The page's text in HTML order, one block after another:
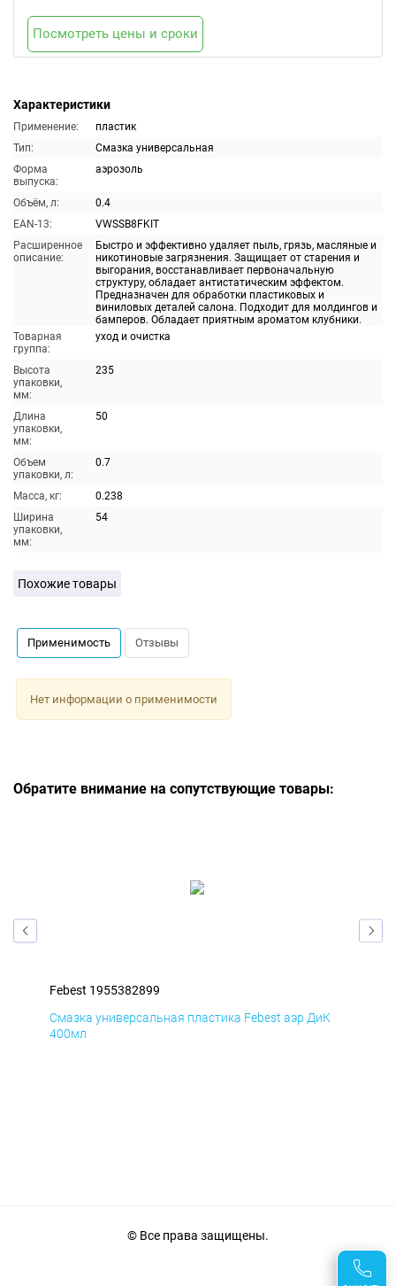
Характеристики
Применение:
пластик
Тип:
Смазка универсальная
Форма
выпуска:
аэрозоль
Объём, л:
0.4
EAN-13:
VWSSB8FKIT
Расширенное
описание:
Быстро и эффективно удаляет пыль, грязь, масляные и
никотиновые загрязнения. Защищает от старения и
выгорания, восстанавливает первоначальную
структуру, обладает антистатическим эффектом.
Предназначен для обработки пластиковых и
виниловых деталей салона. Подходит для молдингов и
бамперов. Обладает приятным ароматом клубники.
Товарная
группа:
уход и очистка
Высота
упаковки,
мм:
235
Длина
упаковки,
мм:
50
Объем
упаковки, л:
0.7
Масса, кг:
0.238
Ширина
упаковки,
мм:
54
Посмотреть цены и сроки
Похожие товары
Применимость Отзывы
Нет информации о применимости
Обратите внимание на сопутствующие товары:
Febest 1955382899
Смазка универсальная пластика Febest аэр ДиК
400мл
© Все права защищены.